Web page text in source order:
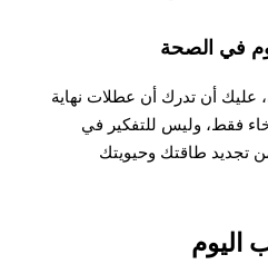
في الصحة
عليك أن تدرك أن عطلات نهاية
فقط، وليس للتفكير في
تجديد طاقتك وحيويتك
اليوم